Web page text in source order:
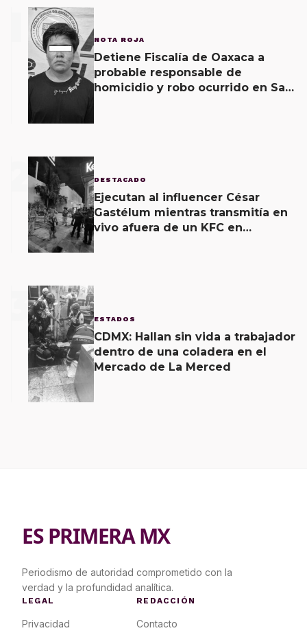
NOTA ROJA
Detiene Fiscalía de Oaxaca a
probable responsable de
homicidio y robo ocurrido en San
2 DESTACADO
Ejecutan al influencer César
Gastélum mientras transmitía en
vivo afuera de un KFC en
3 ESTADOS
CDMX: Hallan sin vida a trabajador
dentro de una coladera en el
Mercado de La Merced
ES PRIMERA MX
Periodismo de autoridad comprometido con la
verdad y la profundidad analítica.
LEGAL
Privacidad
REDACCIÓN
Contacto